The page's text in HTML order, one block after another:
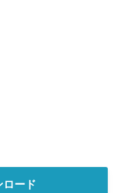
ロード